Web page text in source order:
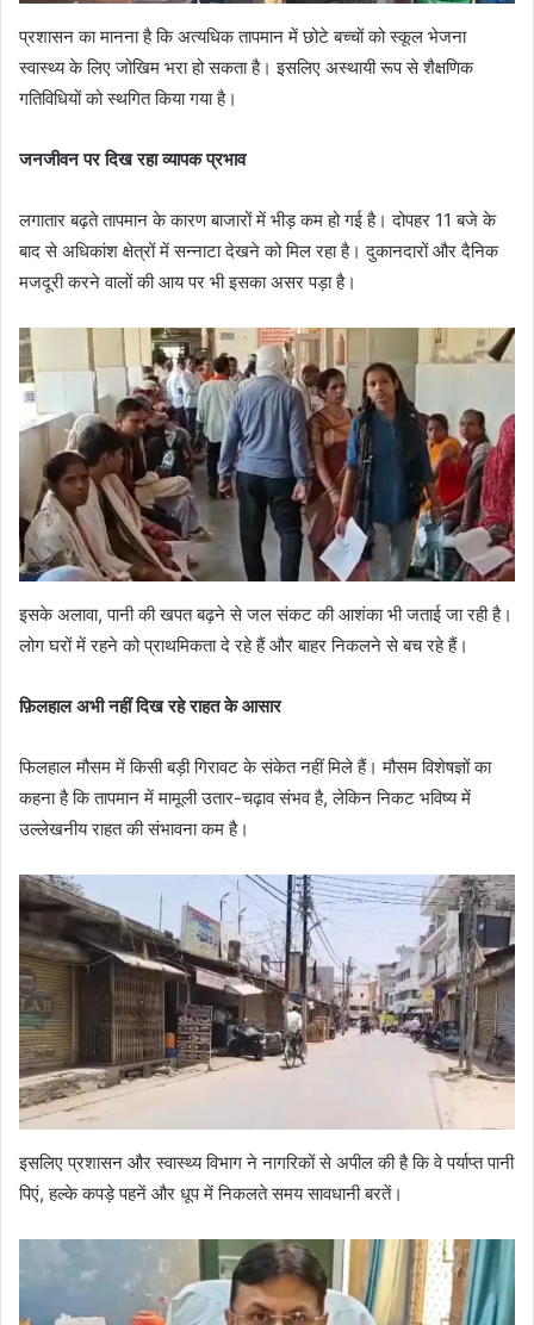
प्रशासन का मानना है कि अत्यधिक तापमान में छोटे बच्चों को स्कूल भेजना
स्वास्थ्य के लिए जोखिम भरा हो सकता है। इसलिए अस्थायी रूप से शैक्षणिक
गतिविधियों को स्थगित किया गया है।
जनजीवन पर दिख रहा व्यापक प्रभाव
लगातार बढ़ते तापमान के कारण बाजारों में भीड़ कम हो गई है। दोपहर 11 बजे के
बाद से अधिकांश क्षेत्रों में सन्नाटा देखने को मिल रहा है। दुकानदारों और दैनिक
मजदूरी करने वालों की आय पर भी इसका असर पड़ा है।
इसके अलावा, पानी की खपत बढ़ने से जल संकट की आशंका भी जताई जा रही है।
लोग घरों में रहने को प्राथमिकता दे रहे हैं और बाहर निकलने से बच रहे हैं।
फ़िलहाल अभी नहीं दिख रहे राहत के आसार
फिलहाल मौसम में किसी बड़ी गिरावट के संकेत नहीं मिले हैं। मौसम विशेषज्ञों का
कहना है कि तापमान में मामूली उतार-चढ़ाव संभव है, लेकिन निकट भविष्य में
उल्लेखनीय राहत की संभावना कम है।
इसलिए प्रशासन और स्वास्थ्य विभाग ने नागरिकों से अपील की है कि वे पर्याप्त पानी
पिएं, हल्के कपड़े पहनें और धूप में निकलते समय सावधानी बरतें।